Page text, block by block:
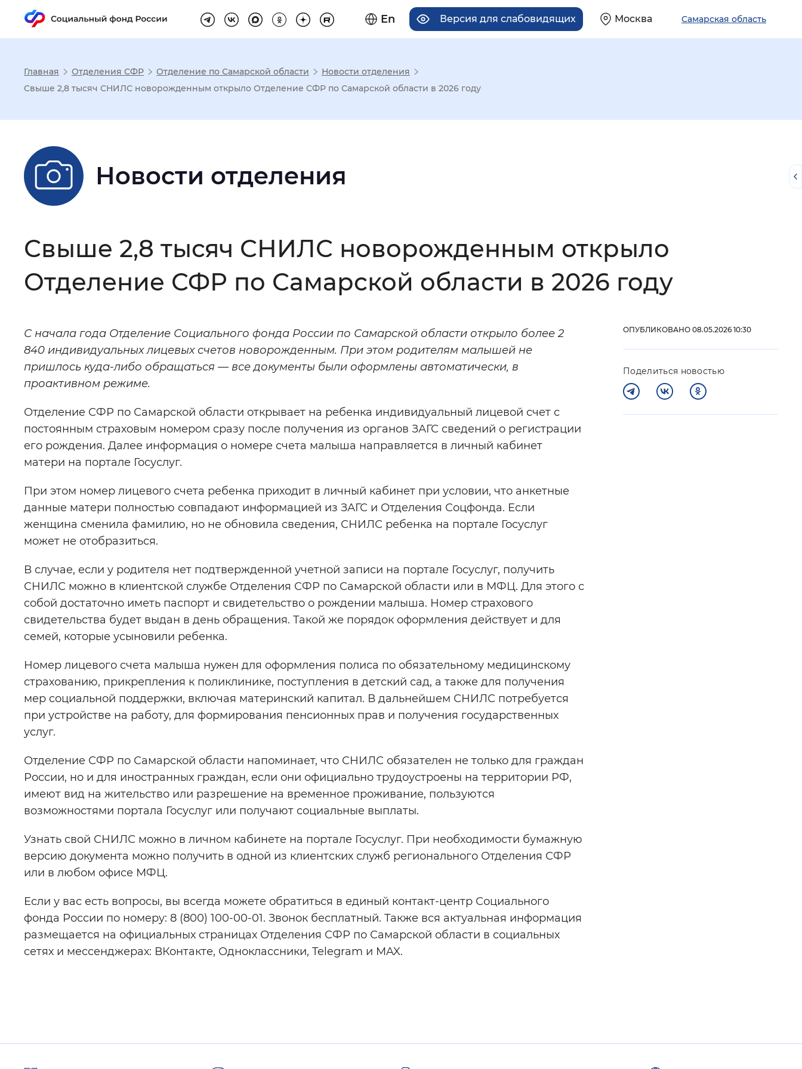
En Версия для слабовидящих Москва Самарская область
Настройка режима отображения
Шрифт: Без засечек С засечками
Цвет сайта: Монохромный Инверсивный монохромный Синий фон
Изображения: Включены Выключены
Звуковой ассистент
Вернуть стандартные настройки
Главная Отделения СФР Отделение по Самарской области
Новости отделения
Свыше 2,8 тысяч СНИЛС новорожденным открыло Отделение СФР по Самарской области в 2026 году
Новости отделения
Свыше 2,8 тысяч СНИЛС новорожденным открыло
Отделение СФР по Самарской области в 2026 году
С начала года Отделение Социального фонда России по Самарской области открыло более 2
840 индивидуальных лицевых счетов новорожденным. При этом родителям малышей не
пришлось куда-либо обращаться — все документы были оформлены автоматически, в
проактивном режиме.
Отделение СФР по Самарской области открывает на ребенка индивидуальный лицевой счет с
постоянным страховым номером сразу после получения из органов ЗАГС сведений о регистрации
его рождения. Далее информация о номере счета малыша направляется в личный кабинет
матери на портале Госуслуг.
При этом номер лицевого счета ребенка приходит в личный кабинет при условии, что анкетные
данные матери полностью совпадают информацией из ЗАГС и Отделения Соцфонда. Если
женщина сменила фамилию, но не обновила сведения, СНИЛС ребенка на портале Госуслуг
может не отобразиться.
В случае, если у родителя нет подтвержденной учетной записи на портале Госуслуг, получить
СНИЛС можно в клиентской службе Отделения СФР по Самарской области или в МФЦ. Для этого с
собой достаточно иметь паспорт и свидетельство о рождении малыша. Номер страхового
свидетельства будет выдан в день обращения. Такой же порядок оформления действует и для
семей, которые усыновили ребенка.
Номер лицевого счета малыша нужен для оформления полиса по обязательному медицинскому
страхованию, прикрепления к поликлинике, поступления в детский сад, а также для получения
мер социальной поддержки, включая материнский капитал. В дальнейшем СНИЛС потребуется
при устройстве на работу, для формирования пенсионных прав и получения государственных
услуг.
Отделение СФР по Самарской области напоминает, что СНИЛС обязателен не только для граждан
России, но и для иностранных граждан, если они официально трудоустроены на территории РФ,
имеют вид на жительство или разрешение на временное проживание, пользуются
возможностями портала Госуслуг или получают социальные выплаты.
Узнать свой СНИЛС можно в личном кабинете на портале Госуслуг. При необходимости бумажную
версию документа можно получить в одной из клиентских служб регионального Отделения СФР
или в любом офисе МФЦ.
Если у вас есть вопросы, вы всегда можете обратиться в единый контакт-центр Социального
фонда России по номеру: 8 (800) 100-00-01. Звонок бесплатный. Также вся актуальная информация
размещается на официальных страницах Отделения СФР по Самарской области в социальных
сетях и мессенджерах: ВКонтакте, Одноклассники, Telegram и MAX.
ОПУБЛИКОВАНО 08.05.2026 10:30
Поделиться новостью